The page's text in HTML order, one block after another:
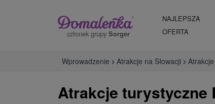
członek grupy Sorger
NAJLEPSZA
OFERTA
Wprowadzenie Atrakcje na Słowacji
Atrakcje turystyczne